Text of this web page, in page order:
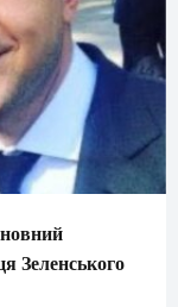
Зеленського